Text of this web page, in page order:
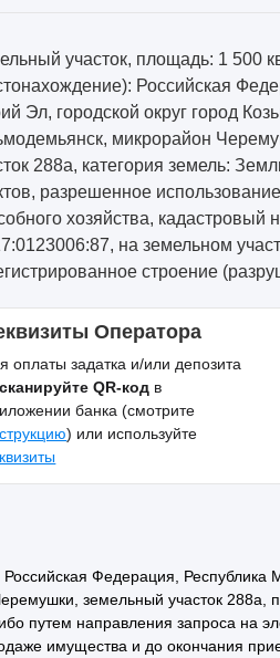
участок, площадь: 1 500
Российская
Эл, городской округ город
микрорайон
288а, категория земель:
разрешенное
хозяйства, кадастровый
на земельном
строение
Оператора
оплаты задатка и/или депозита
QR-код в
банка (смотрите
) или используйте
Федерация, Республика
земельный участок 288а,
путем направления запроса на
имущества и до окончания